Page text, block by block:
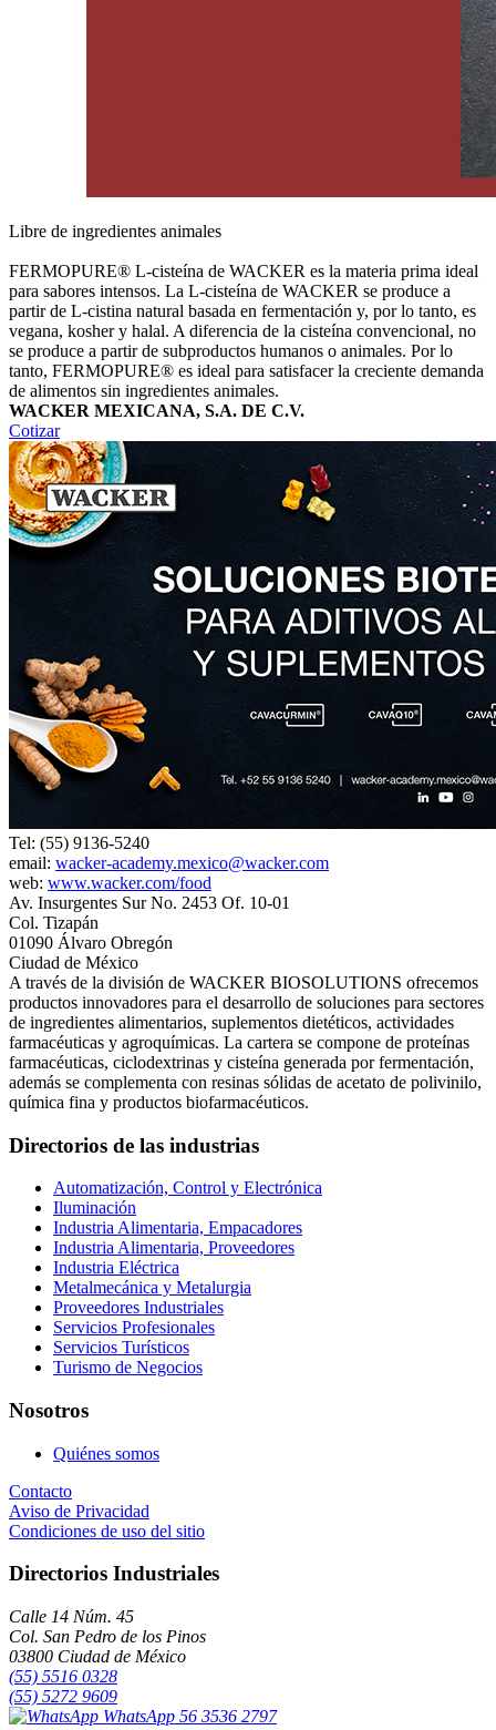
Libre de ingredientes animales
FERMOPURE® L-cisteína de WACKER es la materia prima ideal
para sabores intensos. La L-cisteína de WACKER se produce a
partir de L-cistina natural basada en fermentación y, por lo tanto, es
vegana, kosher y halal. A diferencia de la cisteína convencional, no
se produce a partir de subproductos humanos o animales. Por lo
tanto, FERMOPURE® es ideal para satisfacer la creciente demanda
de alimentos sin ingredientes animales.
WACKER MEXICANA, S.A. DE C.V.
Cotizar
Tel: (55) 9136-5240
email: wacker-academy.mexico@wacker.com
web: www.wacker.com/food
Av. Insurgentes Sur No. 2453 Of. 10-01
Col. Tizapán
01090 Álvaro Obregón
Ciudad de México
A través de la división de WACKER BIOSOLUTIONS ofrecemos
productos innovadores para el desarrollo de soluciones para sectores
de ingredientes alimentarios, suplementos dietéticos, actividades
farmacéuticas y agroquímicas. La cartera se compone de proteínas
farmacéuticas, ciclodextrinas y cisteína generada por fermentación,
además se complementa con resinas sólidas de acetato de polivinilo,
química fina y productos biofarmacéuticos.
Directorios de las industrias
Automatización, Control y Electrónica
Iluminación
Industria Alimentaria, Empacadores
Industria Alimentaria, Proveedores
Industria Eléctrica
Metalmecánica y Metalurgia
Proveedores Industriales
Servicios Profesionales
Servicios Turísticos
Turismo de Negocios
Nosotros
Quiénes somos
Contacto
Aviso de Privacidad
Condiciones de uso del sitio
Directorios Industriales
Calle 14 Núm. 45
Col. San Pedro de los Pinos
03800 Ciudad de México
(55) 5516 0328
(55) 5272 9609
WhatsApp 56 3536 2797